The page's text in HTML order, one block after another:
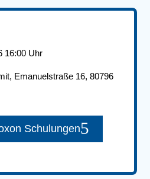
16:00 Uhr
Emanuelstraße 16, 80796
Schulungen